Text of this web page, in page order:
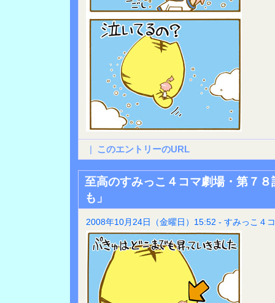
| このエントリーのURL
至高のすみっこ４コマ劇場・第７
も」
2008年10月24日（金曜日）15:52 - すみっこ４